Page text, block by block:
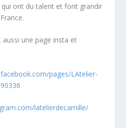
ont du talent et font grandir
aussi une page insta et
pages/LAtelier-
latelierdecamille/